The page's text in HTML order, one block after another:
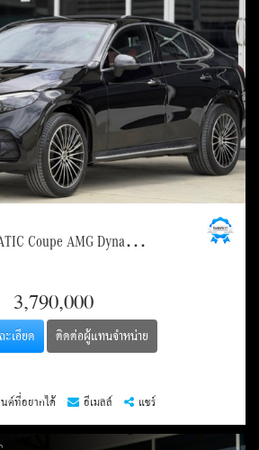
AMG Dynamic (C254)
3,790,000
ะเอียด ติดต่อผู้แทนจำหน่าย
ต์ที่อยากได้ อีเมลล์ แชร์